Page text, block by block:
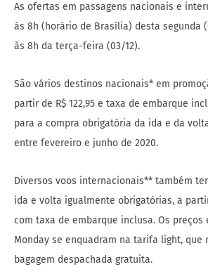
As ofertas em passagens nacionais e
às 8h (horário de Brasília) desta segunda
às 8h da terça-feira (03/12).
São vários destinos nacionais* em
partir de R$ 122,95 e taxa de embarque
para a compra obrigatória da ida e da
entre fevereiro e junho de 2020.
Diversos voos internacionais** também
ida e volta igualmente obrigatórias, a partir
com taxa de embarque inclusa. Os preços
Monday se enquadram na tarifa light, que
bagagem despachada gratuita.